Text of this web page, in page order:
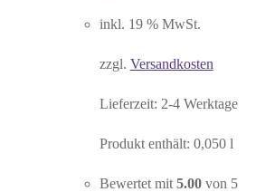
inkl. 19 % MwSt.
zzgl. Versandkosten
Lieferzeit: 2-4 Werktage
Produkt enthält: 0,050 l
Bewertet mit 5.00von 5